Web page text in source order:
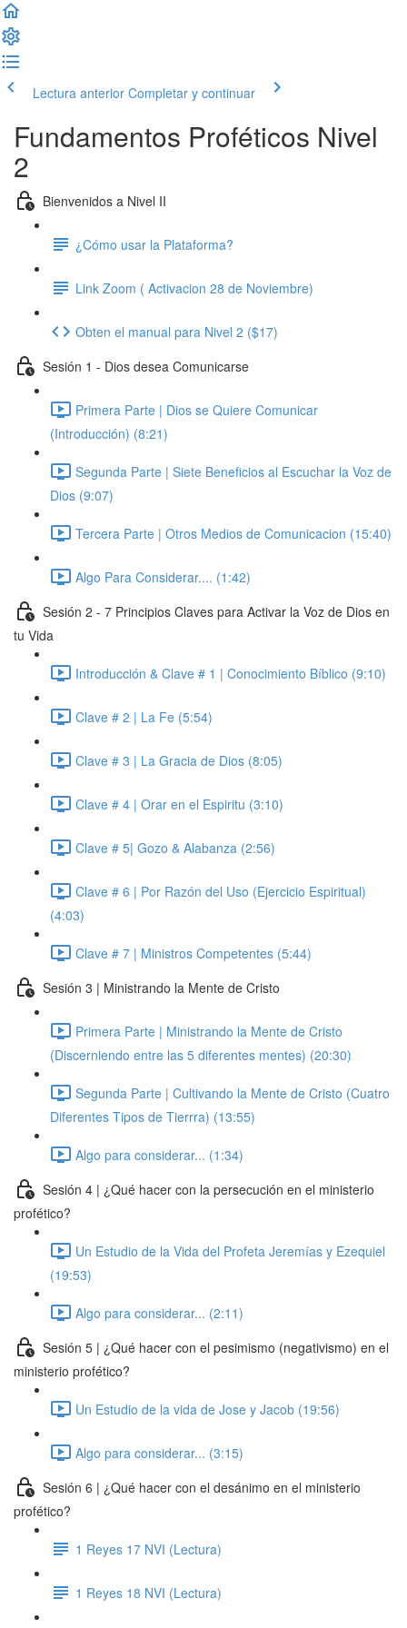
Lectura anterior Completar y continuar
Fundamentos Proféticos Nivel
2
Bienvenidos a Nivel II
¿Cómo usar la Plataforma?
Link Zoom ( Activacion 28 de Noviembre)
Obten el manual para Nivel 2 ($17)
Sesión 1 - Dios desea Comunicarse
Primera Parte | Dios se Quiere Comunicar
(Introducción) (8:21)
Segunda Parte | Siete Beneficios al Escuchar la Voz de
Dios (9:07)
Tercera Parte | Otros Medios de Comunicacion (15:40)
Algo Para Considerar.... (1:42)
Sesión 2 - 7 Principios Claves para Activar la Voz de Dios en
tu Vida
Introducción & Clave # 1 | Conocimiento Bíblico (9:10)
Clave # 2 | La Fe (5:54)
Clave # 3 | La Gracia de Dios (8:05)
Clave # 4 | Orar en el Espiritu (3:10)
Clave # 5| Gozo & Alabanza (2:56)
Clave # 6 | Por Razón del Uso (Ejercicio Espiritual)
(4:03)
Clave # 7 | Ministros Competentes (5:44)
Sesión 3 | Ministrando la Mente de Cristo
Primera Parte | Ministrando la Mente de Cristo
(Discerniendo entre las 5 diferentes mentes) (20:30)
Segunda Parte | Cultivando la Mente de Cristo (Cuatro
Diferentes Tipos de Tierrra) (13:55)
Algo para considerar... (1:34)
Sesión 4 | ¿Qué hacer con la persecución en el ministerio
profético?
Un Estudio de la Vida del Profeta Jeremías y Ezequiel
(19:53)
Algo para considerar... (2:11)
Sesión 5 | ¿Qué hacer con el pesimismo (negativismo) en el
ministerio profético?
Un Estudio de la vida de Jose y Jacob (19:56)
Algo para considerar... (3:15)
Sesión 6 | ¿Qué hacer con el desánimo en el ministerio
profético?
1 Reyes 17 NVI (Lectura)
1 Reyes 18 NVI (Lectura)